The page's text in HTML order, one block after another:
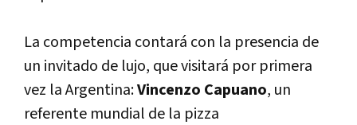
La competencia contará con la presencia de
un invitado de lujo, que visitará por primera
vez la Argentina:Vincenzo Capuano, un
referente mundial de la pizza